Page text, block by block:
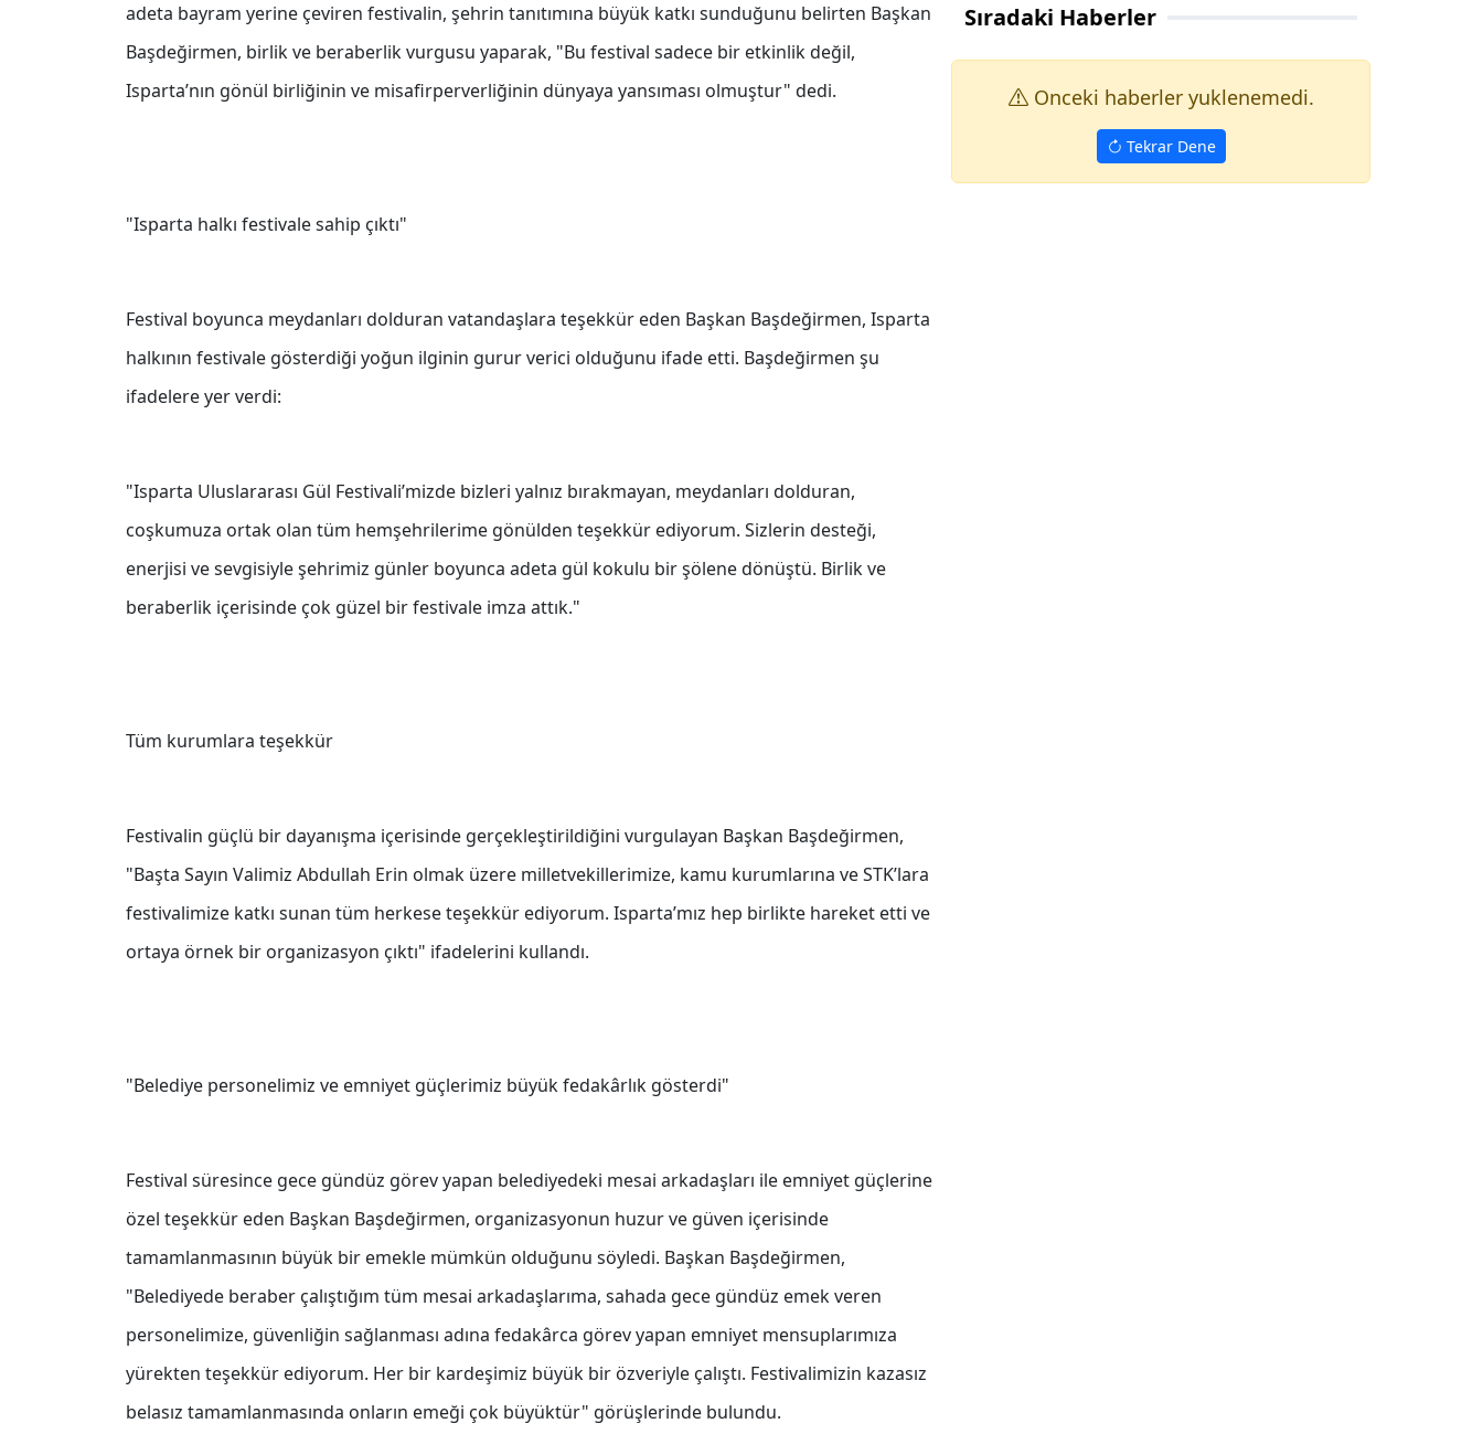
adeta bayram yerine çeviren festivalin, şehrin tanıtımına büyük katkı sunduğunu belirten Başkan
Başdeğirmen, birlik ve beraberlik vurgusu yaparak, "Bu festival sadece bir etkinlik değil,
Isparta’nın gönül birliğinin ve misafirperverliğinin dünyaya yansıması olmuştur" dedi.
"Isparta halkı festivale sahip çıktı"
Festival boyunca meydanları dolduran vatandaşlara teşekkür eden Başkan Başdeğirmen, Isparta
halkının festivale gösterdiği yoğun ilginin gurur verici olduğunu ifade etti. Başdeğirmen şu
ifadelere yer verdi:
"Isparta Uluslararası Gül Festivali’mizde bizleri yalnız bırakmayan, meydanları dolduran,
coşkumuza ortak olan tüm hemşehrilerime gönülden teşekkür ediyorum. Sizlerin desteği,
enerjisi ve sevgisiyle şehrimiz günler boyunca adeta gül kokulu bir şölene dönüştü. Birlik ve
beraberlik içerisinde çok güzel bir festivale imza attık."
Tüm kurumlara teşekkür
Festivalin güçlü bir dayanışma içerisinde gerçekleştirildiğini vurgulayan Başkan Başdeğirmen,
"Başta Sayın Valimiz Abdullah Erin olmak üzere milletvekillerimize, kamu kurumlarına ve STK’lara
festivalimize katkı sunan tüm herkese teşekkür ediyorum. Isparta’mız hep birlikte hareket etti ve
ortaya örnek bir organizasyon çıktı" ifadelerini kullandı.
"Belediye personelimiz ve emniyet güçlerimiz büyük fedakârlık gösterdi"
Festival süresince gece gündüz görev yapan belediyedeki mesai arkadaşları ile emniyet güçlerine
özel teşekkür eden Başkan Başdeğirmen, organizasyonun huzur ve güven içerisinde
tamamlanmasının büyük bir emekle mümkün olduğunu söyledi. Başkan Başdeğirmen,
"Belediyede beraber çalıştığım tüm mesai arkadaşlarıma, sahada gece gündüz emek veren
personelimize, güvenliğin sağlanması adına fedakârca görev yapan emniyet mensuplarımıza
yürekten teşekkür ediyorum. Her bir kardeşimiz büyük bir özveriyle çalıştı. Festivalimizin kazasız
belasız tamamlanmasında onların emeği çok büyüktür" görüşlerinde bulundu.
Sıradaki Haberler
Onceki haberler yuklenemedi.
Tekrar Dene